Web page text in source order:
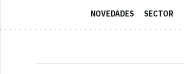
NOVEDADES SECTOR